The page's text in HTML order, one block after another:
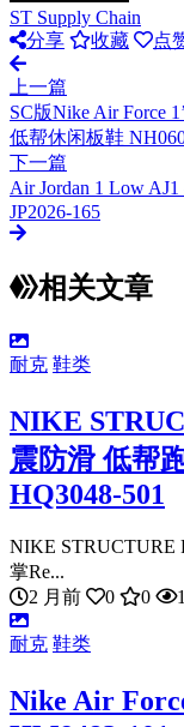
ST Supply Chain
分享
收藏 点
上一篇
SC版Nike Air Force
低帮休闲板鞋
下一篇
Air Jordan 1 Low
JP2026-165
相关文章
耐克 鞋类
NIKE
震防滑 低帮
HQ3048-501
NIKE STRUCTURE
掌Re...
2 月前
0 0 1
耐克 鞋类
Nike Air